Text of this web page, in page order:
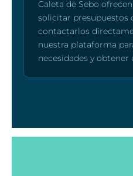
Caleta de Sebo
solicitar presupuestos
contactarlos
nuestra plataforma
necesidades y obtener